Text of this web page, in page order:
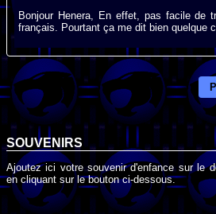
Bonjour Henera, En effet, pas facile de
français. Pourtant ça me dit bien quelque
SOUVENIRS
Ajoutez ici votre souvenir d'enfance sur le
en cliquant sur le bouton ci-dessous.